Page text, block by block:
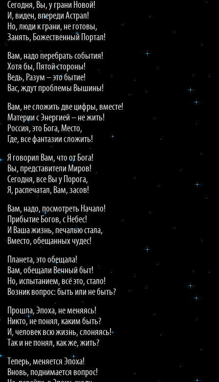
Сегодня, Вы, у грани Новой!
И, виден, впереди Астрал!
Но, люди к грани, не готовы,
Занять, Божественный Портал!
Вам, надо перебрать события!
Хотя бы, Пятой стороны!
Ведь, Разум – это бытие!
Вас, ждут проблемы Вышины!
Вам, не сложить две цифры, вместе!
Материи с Энергией – не жить!
Россия, это Бога, Место,
Где, все фантазии сложить!
Я говорил Вам, что от Бога!
Вы, представители Миров!
Сегодня, все Вы у Порога,
Я, распечатал, Вам, засов!
Вам, надо, посмотреть Начало!
Прибытие Богов, с Небес!
И Ваша жизнь, печалью стала,
Вместо, обещанных чудес!
Планета, это обещала!
Вам, обещали Вечный быт!
Но, испытанием, всё это, стало!
Возник вопрос: быть или не быть?
Прошла, Эпоха, не меняясь!
Никто, не понял, каким быть?
И, человек всю жизнь, слоняясь!
Так и не понял, как же, жить?
Теперь, меняется Эпоха!
Вновь, поднимается вопрос!